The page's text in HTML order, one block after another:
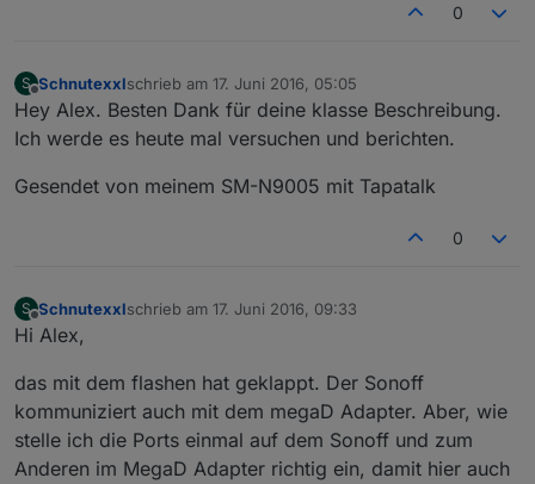
0
S
Offline
Schnutexxlschrieb am 17. Juni 2016, 05:05
zuletzt editiert von
Hey Alex. Besten Dank für deine klasse Beschreibung.
Ich werde es heute mal versuchen und berichten.
Gesendet von meinem SM-N9005 mit Tapatalk
0
S
Offline
Schnutexxlschrieb am 17. Juni 2016, 09:33
zuletzt editiert von
Hi Alex,
das mit dem flashen hat geklappt. Der Sonoff
kommuniziert auch mit dem megaD Adapter. Aber, wie
stelle ich die Ports einmal auf dem Sonoff und zum
Anderen im MegaD Adapter richtig ein, damit hier auch